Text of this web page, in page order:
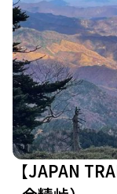
しい眺望が広がり、
とでしょう。紅葉の
い景観を楽しむこと
を乗り越えた先に待
語っています。 温泉ヶ岳は、金精山に比べて登りやすく、整備さ
れた登山道が続くた
す。こちらも北側
白根山や燧ヶ岳な
で、ゆったりとした
める方にもぴったりです。 登山後は、湯元温泉
良いでしょう。温
かつトミタ」の絶
【JAPAN